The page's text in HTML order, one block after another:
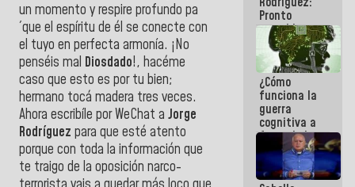
un momento y respire profundo pa
´que el espíritu de él se conecte con
el tuyo en perfecta armonía. ¡No
penséis mal Diosdado!, hacéme
caso que esto es por tu bien;
hermano tocá madera tres veces.
Ahora escribíle por WeChat a Jorge
Rodríguez para que esté atento
porque con toda la información que
te traigo de la oposición narco-
Pronto
restableceremos
las
operaciones
en el
Aeropuerto
Internacional
de
Maiquetía
¿Cómo
funciona la
guerra
cognitiva a
favor de la
narrativa
hegemónica?
(1)